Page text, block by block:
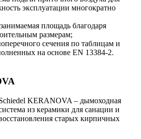
эксплуатации многократно
площадь благодаря
размерам;
сечения по таблицам и
на основе EN 13384-2.
KERANOVA – дымоходная
из керамики для санации и
старых кирпичных